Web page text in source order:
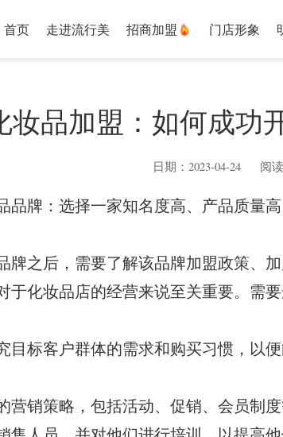
首页 走进流行美 招商加盟 门店形象
妆品加盟：如何成功
日期：2023-04-24 阅读
品牌：选择一家知名度高、产品质量
牌之后，需要了解该品牌加盟政策、
于化妆品店的经营来说至关重要。需
目标客户群体的需求和购买习惯，以
营销策略，包括活动、促销、会员制